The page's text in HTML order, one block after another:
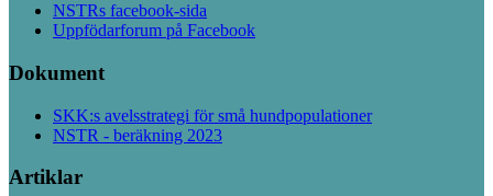
NSTRs facebook-sida
Uppfödarforum på Facebook
Dokument
SKK:s avelsstrategi för små hundpopulationer
NSTR - beräkning 2023
Artiklar